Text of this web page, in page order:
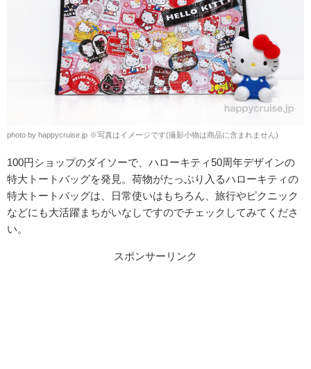
photo by happycruise.jp ※写真はイメージです(撮影小物は商品に含まれません)
100円ショップのダイソーで、ハローキティ50周年デザインの
特大トートバッグを発見。荷物がたっぷり入るハローキティの
特大トートバッグは、日常使いはもちろん、旅行やピクニック
などにも大活躍まちがいなしですのでチェックしてみてくださ
い。
スポンサーリンク